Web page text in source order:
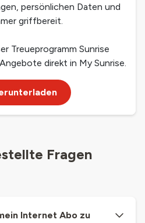
persönlichen Daten und
griffbereit.
Treueprogramm Sunrise
direkt in My Sunrise.
Fragen
Internet Abo zu